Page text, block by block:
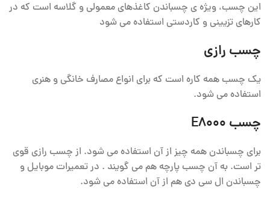
این چسب، ویژه ی چسباندن کاغذهای معمولی و گلاسه است که در
کارهای تزیینی و کاردستی استفاده می شود
چسب رازی
یک چسب همه کاره است که برای انواع مصارف خانگی و هنری
استفاده می شود.
چسب E8000
برای چسباندن همه چیز از آن استفاده می شود. از چسب رازی قوی
تر است. به آن چسب پارچه هم می گویند . در تعمیرات موبایل و
چسباندن ال سی دی هم از آن استفاده می شود.